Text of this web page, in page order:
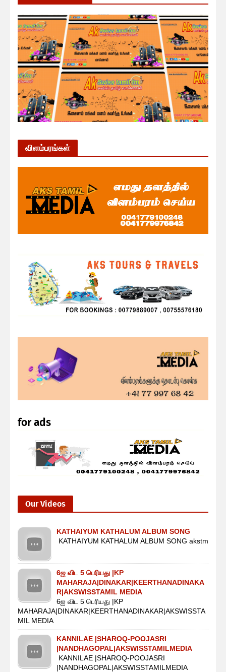
விளம்பரங்கள்
for ads
Our Videos
KATHAIYUM KATHALUM ALBUM SONG
KATHAIYUM KATHALUM ALBUM SONG akstm
6ஐ விட 5 பெரியது |KP
MAHARAJA|DINAKAR|KEERTHANADINAKA
R|AKSWISSTAMIL MEDIA
6ஐ விட 5 பெரியது |KP
MAHARAJA|DINAKAR|KEERTHANADINAKAR|AKSWISSTA
MIL MEDIA
KANNILAE |SHAROQ-POOJASRI
|NANDHAGOPAL|AKSWISSTAMILMEDIA
KANNILAE |SHAROQ-POOJASRI
|NANDHAGOPAL|AKSWISSTAMILMEDIA